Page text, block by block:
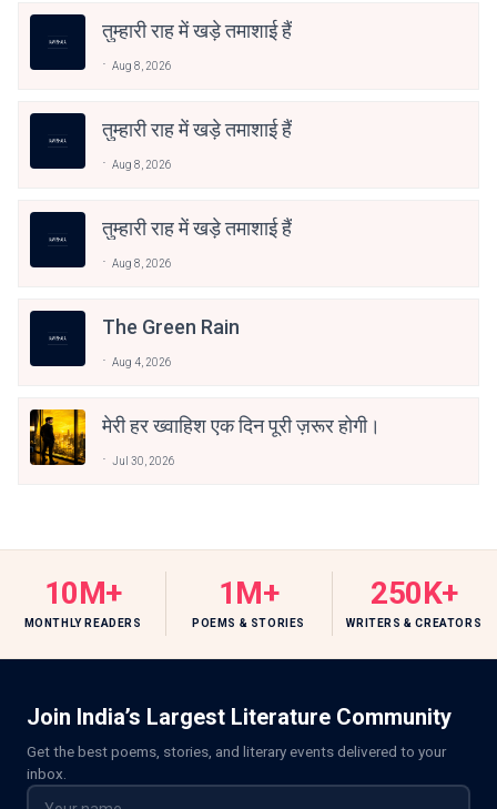
तुम्हारी राह में खड़े तमाशाई हैं
Aug 8, 2026
तुम्हारी राह में खड़े तमाशाई हैं
Aug 8, 2026
तुम्हारी राह में खड़े तमाशाई हैं
Aug 8, 2026
The Green Rain
Aug 4, 2026
मेरी हर ख्वाहिश एक दिन पूरी ज़रूर होगी।
Jul 30, 2026
10M+
MONTHLY READERS
1M+
POEMS & STORIES
250K+
WRITERS & CREATORS
Join India’s Largest Literature Community
Get the best poems, stories, and literary events delivered to your
inbox.